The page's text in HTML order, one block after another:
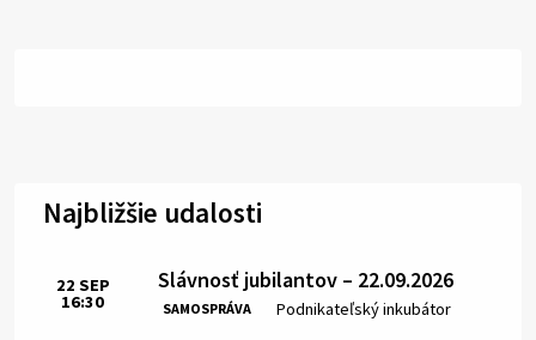
Najbližšie udalosti
Slávnosť jubilantov – 22.09.2026
SAMOSPRÁVA Miesto:
Podnikateľský inkubátor
Čas:
22 SEP
16:30